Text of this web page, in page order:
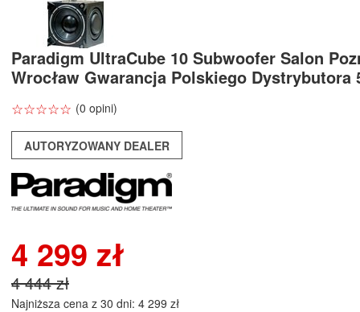
Paradigm UltraCube 10 Subwoofer Salon
Wrocław Gwarancja Polskiego Dystrybutora
☆☆☆☆☆
★★★★★ (0 opini)
AUTORYZOWANY DEALER
4 299 zł
4 444 zł
Najniższa cena z 30 dni: 4 299 zł